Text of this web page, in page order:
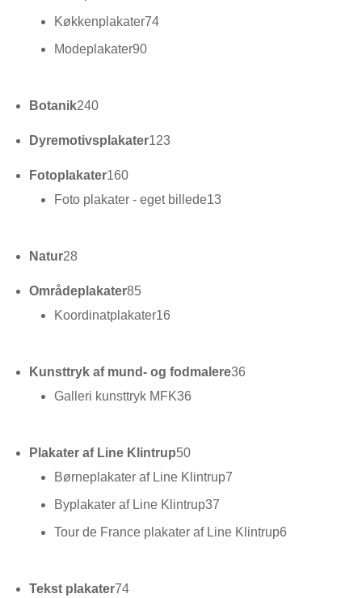
varer
Køkkenplakater7474
Modeplakater9090
Botanik240240
Dyremotivsplakater123
Fotoplakater160160
Foto plakater - eget billede1313
Natur28
Områdeplakater85
varer
Koordinatplakater16
Kunsttryk af mund- og fodmalere36
Galleri kunsttryk MFK36
Plakater af Line Klintrup5050
varer
Børneplakater af Line Klintrup7
Byplakater af Line Klintrup37
varer
Tour de France plakater af Line Klintrup6
Tekst plakater74